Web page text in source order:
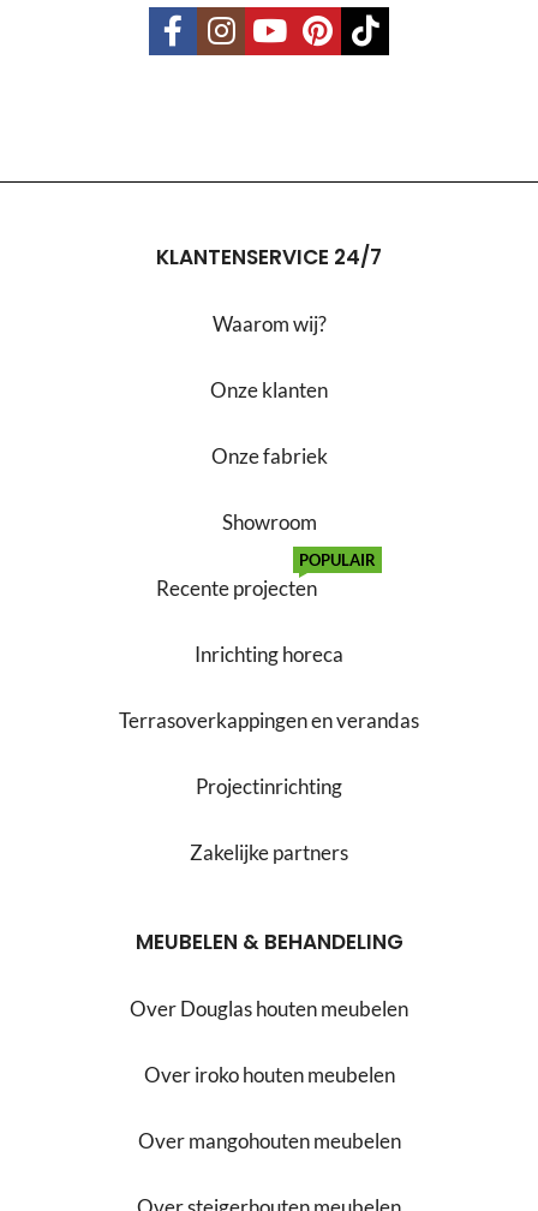
KLANTENSERVICE 24/7
Waarom wij?
Onze klanten
Onze fabriek
Showroom
Recente projecten
POPULAIR
Inrichting horeca
Terrasoverkappingen en verandas
Projectinrichting
Zakelijke partners
MEUBELEN & BEHANDELING
Over Douglas houten meubelen
Over iroko houten meubelen
Over mangohouten meubelen